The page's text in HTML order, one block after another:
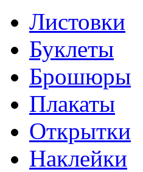
Листовки
Буклеты
Брошюры
Плакаты
Открытки
Наклейки